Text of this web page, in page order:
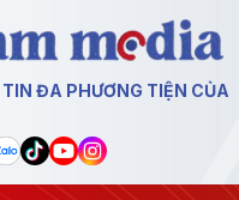
ĐA PHƯƠNG TIỆN CỦA